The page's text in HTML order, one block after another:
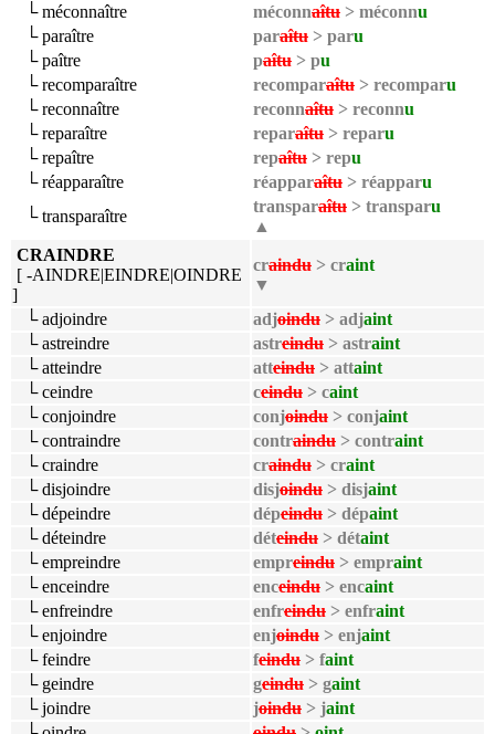
└ méconnaître
méconnaîtu > méconnu
└ paraître
paraîtu > paru
└ paître
paîtu > pu
└ recomparaître
recomparaîtu > recomparu
└ reconnaître
reconnaîtu > reconnu
└ reparaître
reparaîtu > reparu
└ repaître
repaîtu > repu
└ réapparaître
réapparaîtu > réapparu
└ transparaître
transparaîtu > transparu
▲
CRAINDRE
[ -AINDRE|EINDRE|OINDRE
]
craindu > craint
▼
└ adjoindre
adjoindu > adjaint
└ astreindre
astreindu > astraint
└ atteindre
atteindu > attaint
└ ceindre
ceindu > caint
└ conjoindre
conjoindu > conjaint
└ contraindre
contraindu > contraint
└ craindre
craindu > craint
└ disjoindre
disjoindu > disjaint
└ dépeindre
dépeindu > dépaint
└ déteindre
déteindu > détaint
└ empreindre
empreindu > empraint
└ enceindre
enceindu > encaint
└ enfreindre
enfreindu > enfraint
└ enjoindre
enjoindu > enjaint
└ feindre
feindu > faint
└ geindre
geindu > gaint
└ joindre
joindu > jaint